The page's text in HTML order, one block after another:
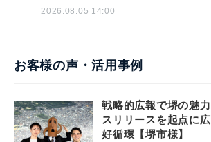
2026.08.05 14:00
お客様の声・活用事例
戦略的広報で堺の魅
スリリースを起点に
好循環【堺市様】